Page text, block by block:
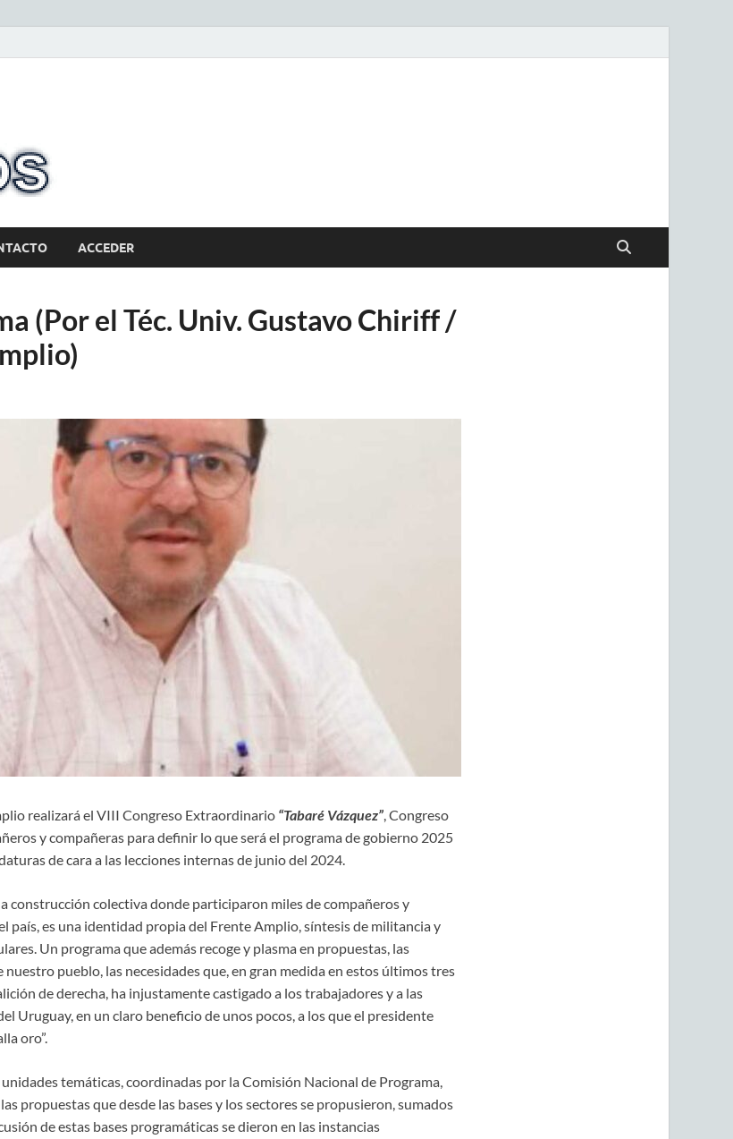
ACCEDER
(Por el Téc. Univ. Gustavo Chiriff /
realizará el VIII Congreso Extraordinario “Tabaré Vázquez”, Congreso
y compañeras para definir lo que será el programa de gobierno 2025
de cara a las lecciones internas de junio del 2024.
construcción colectiva donde participaron miles de compañeros y
país, es una identidad propia del Frente Amplio, síntesis de militancia y
Un programa que además recoge y plasma en propuestas, las
pueblo, las necesidades que, en gran medida en estos últimos tres
de derecha, ha injustamente castigado a los trabajadores y a las
Uruguay, en un claro beneficio de unos pocos, a los que el presidente
oro”.
temáticas, coordinadas por la Comisión Nacional de Programa,
propuestas que desde las bases y los sectores se propusieron, sumados
de estas bases programáticas se dieron en las instancias